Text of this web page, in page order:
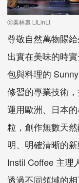
ⓒ栗林裏 LiLinLi
尊敬自然萬物賜
出實在美味的時
包與料理的
修習的專業技術
運用歐洲、日本
粒，創作無數天
明、明確清晰的
Instil Coffee 主理
透過不同領域的